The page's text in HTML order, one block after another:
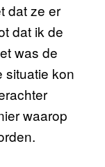
dat ze er
dat ik de
was de
situatie kon
waarop